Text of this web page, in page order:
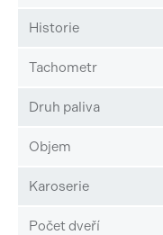
Historie
Tachometr
Druh paliva
Objem
Karoserie
Počet dveří